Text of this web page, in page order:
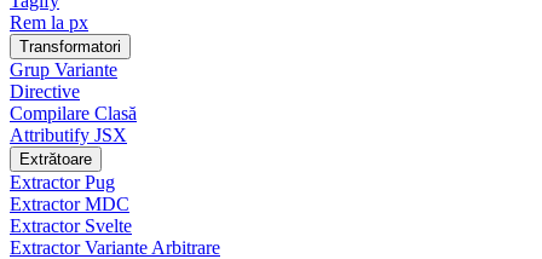
Rem la px
Transformatori
Grup Variante
Directive
Compilare Clasă
Attributify JSX
Extrătoare
Extractor Pug
Extractor MDC
Extractor Svelte
Extractor Variante Arbitrare